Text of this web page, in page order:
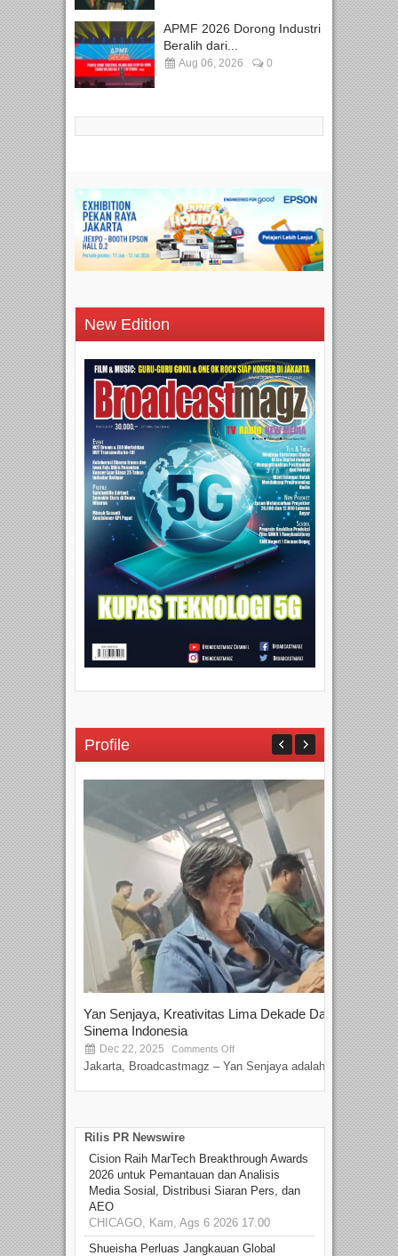
APMF 2026 Dorong Industri
Beralih dari...
Aug 06, 2026 0
New Edition
Profile
Yan Senjaya, Kreativitas Lima Dekade Dalam
Sinema Indonesia
Dec 22, 2025 Comments Off
Jakarta, Broadcastmagz – Yan Senjaya adalah...
Rilis PR Newswire
Cision Raih MarTech Breakthrough Awards
2026 untuk Pemantauan dan Analisis
Media Sosial, Distribusi Siaran Pers, dan
AEO
CHICAGO, Kam, Ags 6 2026 17.00
Shueisha Perluas Jangkauan Global